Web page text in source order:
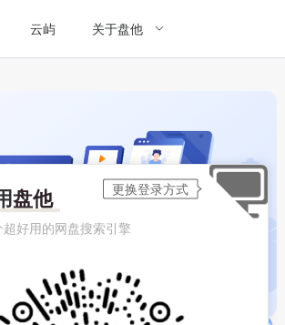
云屿 关于盘他
盘他
超好用的网盘搜索引擎